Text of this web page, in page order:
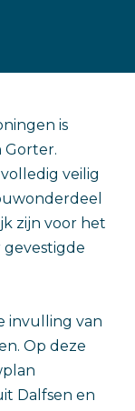
is
Gorter.
veilig
zijn voor het
invulling van
Op deze
Dalfsen en